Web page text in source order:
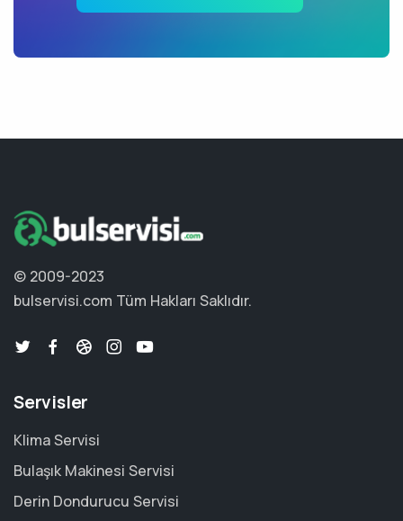
© 2009-2023
bulservisi.com Tüm Hakları Saklıdır.
Servisler
Klima Servisi
Bulaşık Makinesi Servisi
Derin Dondurucu Servisi